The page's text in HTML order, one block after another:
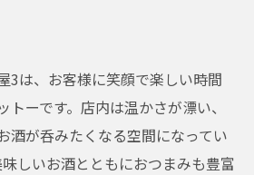
3は、お客様に笑顔で楽しい時間
ーです。店内は温かさが漂い、
酒が呑みたくなる空間になってい
しいお酒とともにおつまみも豊富